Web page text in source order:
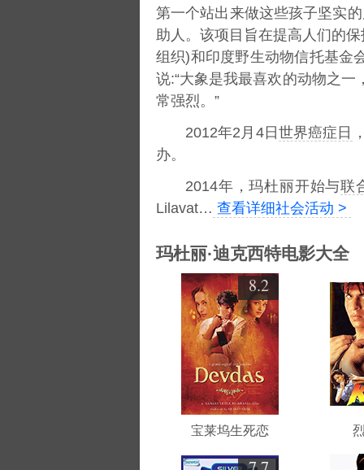
第一个站出来做这些孩子坚实
助人。该项目旨在提高人们的
组织)和印度野生动物信托基金
说:“大象是我最喜欢的动物之
常强烈。”
2012年2月4日 世界癌症日
办。
2014年，玛杜丽开始与联
Lilavat… 查看详细社会活动 >
玛杜丽·迪克西特电影大全
8.2
宝莱坞生死恋